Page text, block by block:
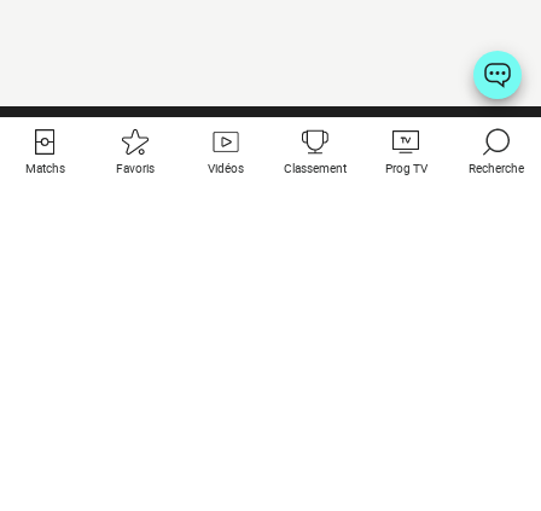
Matchs Favoris Vidéos Classement Prog TV Recherche